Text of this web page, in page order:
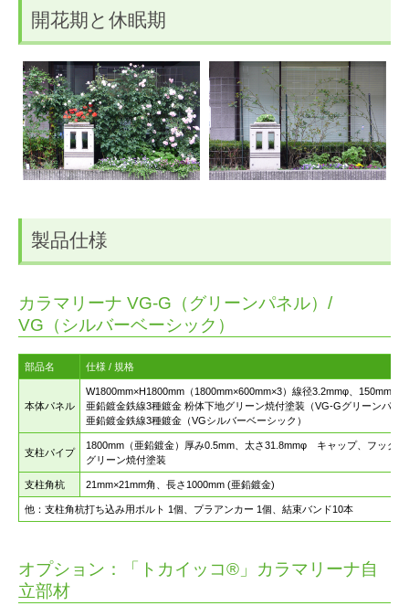
開花期と休眠期
製品仕様
カラマリーナ VG-G（グリーンパネル）/
VG（シルバーベーシック）
部品名 仕様 / 規格
本体パネル
W1800mm×H1800mm（1800mm×600mm×3）線径3.2mmφ、150mm目
亜鉛鍍金鉄線3種鍍金 粉体下地グリーン焼付塗装（VG-Gグリーンパネ
亜鉛鍍金鉄線3種鍍金（VGシルバーベーシック）
支柱パイプ
1800mm（亜鉛鍍金）厚み0.5mm、太さ31.8mmφ キャップ、フック付
グリーン焼付塗装
支柱角杭 21mm×21mm角、長さ1000mm (亜鉛鍍金)
他：支柱角杭打ち込み用ボルト 1個、プラアンカー 1個、結束バンド10本
オプション：「トカイッコ®」カラマリーナ自
立部材